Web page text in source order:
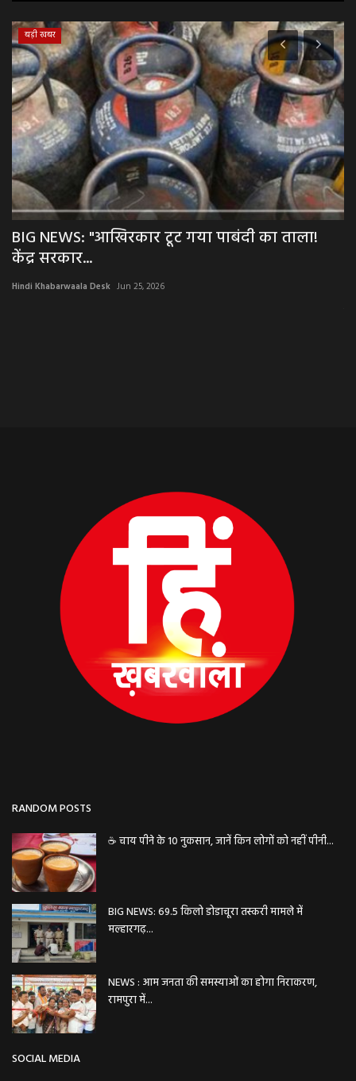
बड़ी खबर
BIG NEWS: "आखिरकार टूट गया पाबंदी का ताला!
केंद्र सरकार...
Hindi Khabarwaala Desk Jun 25, 2026
RANDOM POSTS
☕️ चाय पीने के 10 नुकसान, जानें किन लोगों को नहीं पीनी...
BIG NEWS: 69.5 किलो डोडाचूरा तस्करी मामले में
मल्हारगढ़...
NEWS : आम जनता की समस्याओं का होगा निराकरण,
रामपुरा में...
SOCIAL MEDIA